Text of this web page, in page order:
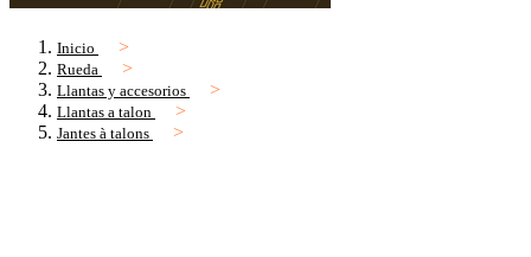
Inicio
Rueda
Llantas y accesorios
Llantas a talon
Jantes à talons